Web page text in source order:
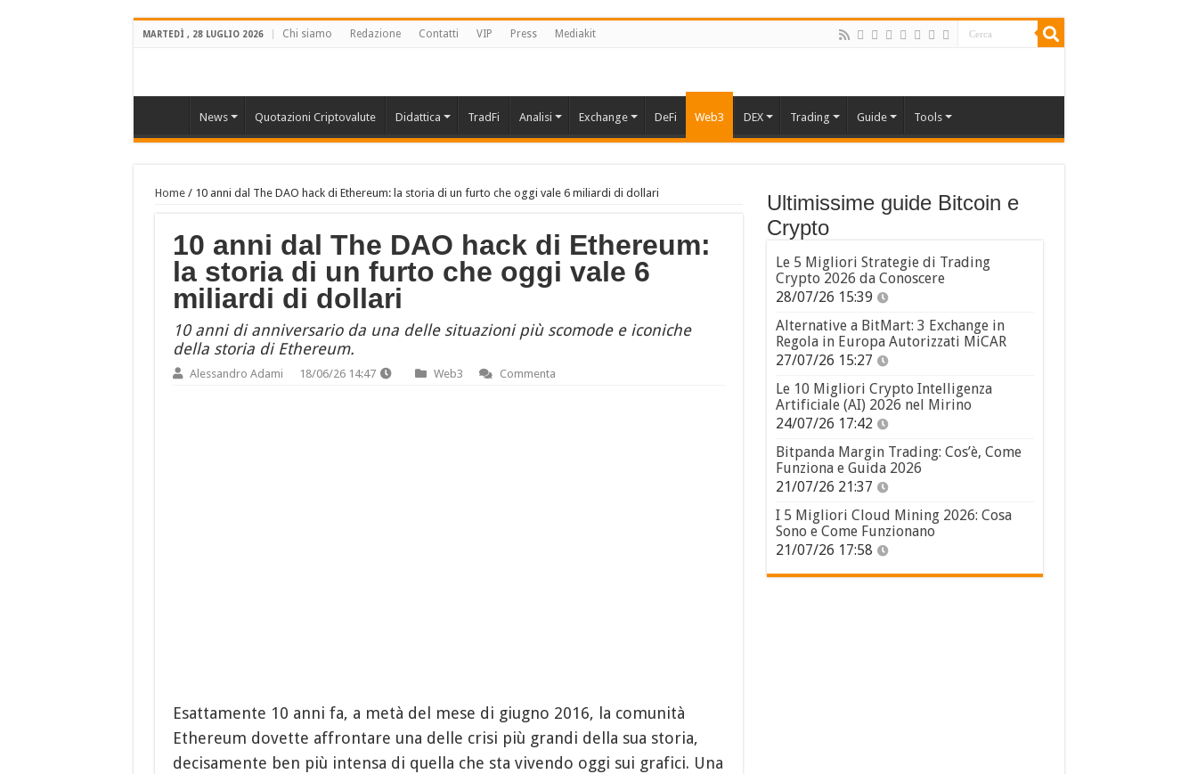
MARTEDÌ , 28 LUGLIO 2026 Chi siamo Redazione Contatti VIP Press Mediakit
News Quotazioni Criptovalute Didattica TradFi Analisi Exchange DeFi Web3 DEX Trading Guide Tools
Home/ 10 anni dal The DAO hack di Ethereum: la storia di un furto che oggi vale 6 miliardi di dollari
10 anni dal The DAO hack di Ethereum:
la storia di un furto che oggi vale 6
miliardi di dollari
10 anni di anniversario da una delle situazioni più scomode e iconiche
della storia di Ethereum.
Alessandro Adami 18/06/26 14:47 Web3 Commenta
Esattamente 10 anni fa, a metà del mese di giugno 2016, la comunità
Ethereum dovette affrontare una delle crisi più grandi della sua storia,
decisamente ben più intensa di quella che sta vivendo oggi sui grafici. Una
Ultimissime guide Bitcoin e
Crypto
Le 5 Migliori Strategie di Trading
Crypto 2026 da Conoscere
28/07/26 15:39
Alternative a BitMart: 3 Exchange in
Regola in Europa Autorizzati MiCAR
27/07/26 15:27
Le 10 Migliori Crypto Intelligenza
Artificiale (AI) 2026 nel Mirino
24/07/26 17:42
Bitpanda Margin Trading: Cos’è, Come
Funziona e Guida 2026
21/07/26 21:37
I 5 Migliori Cloud Mining 2026: Cosa
Sono e Come Funzionano
21/07/26 17:58